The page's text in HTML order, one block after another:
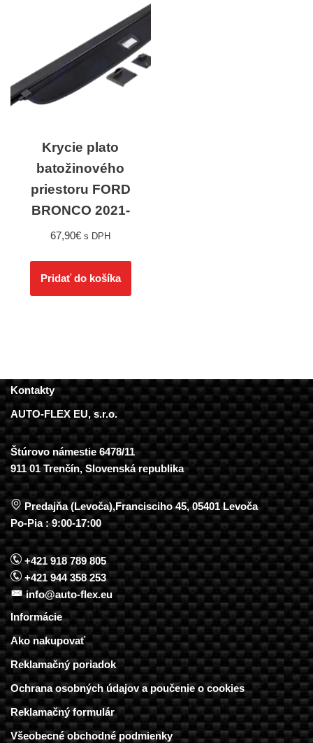
Krycie plato
batožinového
priestoru FORD
BRONCO 2021-
67,90€ s DPH
Pridať do košíka
Kontakty
AUTO-FLEX EU, s.r.o.
Štúrovo námestie 6478/11
911 01 Trenčín, Slovenská republika
Predajňa (Levoča),Francisciho 45, 05401 Levoča
Po-Pia : 9:00-17:00
+421 918 789 805
+421 944 358 253
info@auto-flex.eu
Informácie
Ako nakupovať
Reklamačný poriadok
Ochrana osobných údajov a poučenie o cookies
Reklamačný formulár
Všeobecné obchodné podmienky